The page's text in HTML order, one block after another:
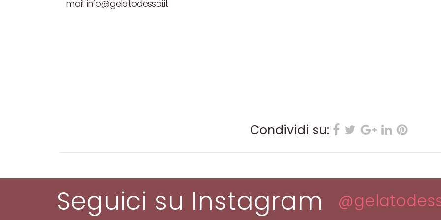
mail: info@gelatodessai.it
Condividi su:
Seguici su Instagram